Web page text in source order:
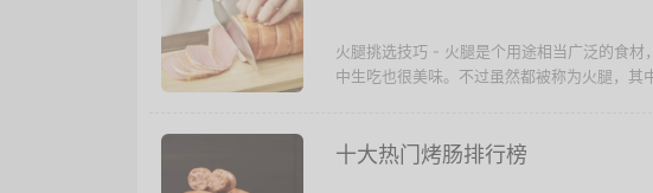
火腿挑选技巧 - 火腿是个用途相当广泛的食
中生吃也很美味。不过虽然都被称为火腿，其
十大热门烤肠排行榜